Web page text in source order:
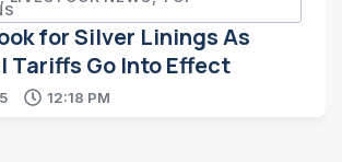
for Silver Linings As
Tariffs Go Into Effect
12:18 PM